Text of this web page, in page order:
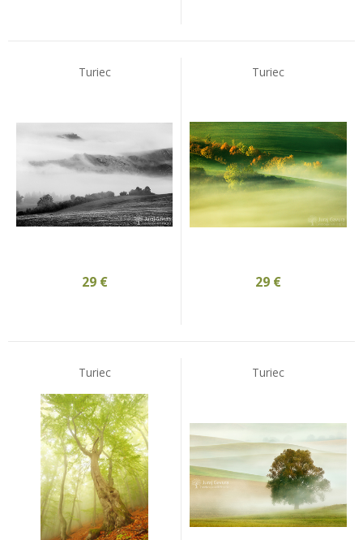
Turiec
29 €
Turiec
29 €
Turiec Turiec